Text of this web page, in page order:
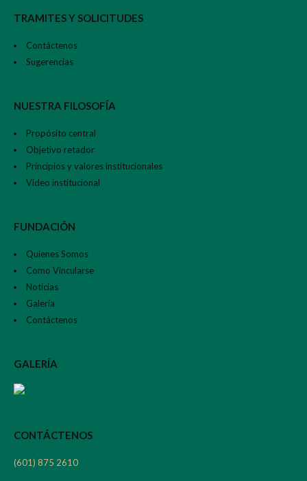
TRAMITES Y SOLICITUDES
Contáctenos
Sugerencias
NUESTRA FILOSOFÍA
Propósito central
Objetivo retador
Principios y valores institucionales
Video institucional
FUNDACIÓN
Quienes Somos
Como Vincularse
Noticias
Galería
Contáctenos
GALERÍA
CONTÁCTENOS
(601) 875 2610